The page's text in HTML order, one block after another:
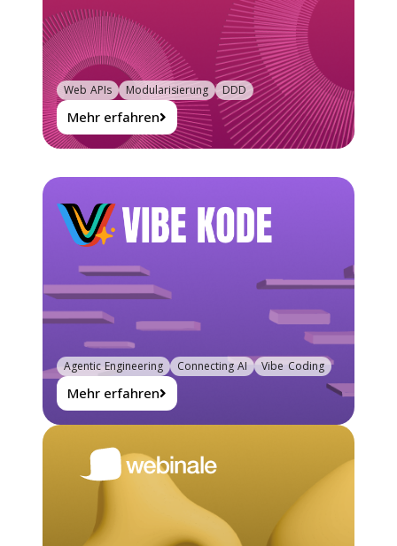
Mehr erfahren
Web APIs Modularisierung DDD
Mehr erfahren
Agentic Engineering Connecting AI Vibe Coding